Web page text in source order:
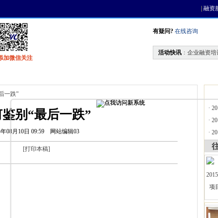
融资
加微信关注
有疑问? 在线咨询
活动快讯 ： 企业融资培
一跌”
别“最后一跌”
08月10日 09:59 网站编辑03
[打印本稿]
·
·
·